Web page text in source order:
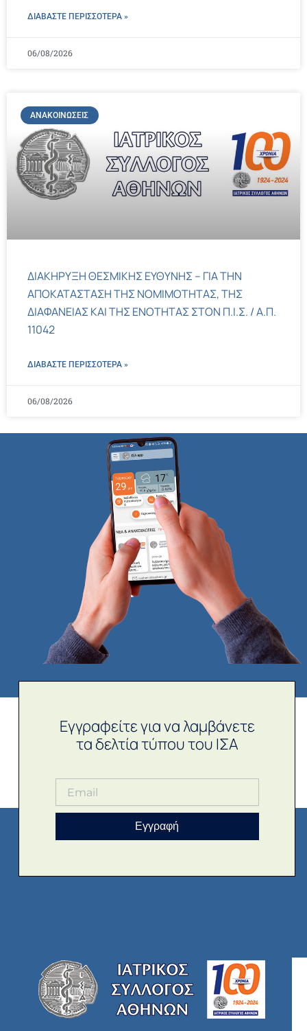
ΔΙΑΒΑΣΤΕ ΠΕΡΙΣΣΌΤΕΡΑ »
06/08/2026
ΑΝΑΚΟΙΝΏΣΕΙΣ
ΔΙΑΚΗΡΥΞΗ ΘΕΣΜΙΚΗΣ ΕΥΘΥΝΗΣ – ΓΙΑ ΤΗΝ
ΑΠΟΚΑΤΑΣΤΑΣΗ ΤΗΣ ΝΟΜΙΜΟΤΗΤΑΣ, ΤΗΣ
ΔΙΑΦΑΝΕΙΑΣ ΚΑΙ ΤΗΣ ΕΝΟΤΗΤΑΣ ΣΤΟΝ Π.Ι.Σ. / Α.Π.
11042
ΔΙΑΒΑΣΤΕ ΠΕΡΙΣΣΌΤΕΡΑ »
06/08/2026
Εγγραφείτε για να λαμβάνετε
τα δελτία τύπου του ΙΣΑ
Εγγραφή